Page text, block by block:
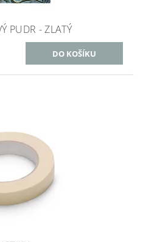
PUDR - ZLATÝ